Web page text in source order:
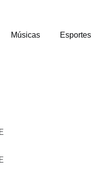
Músicas Esportes